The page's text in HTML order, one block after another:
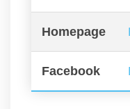
Homepage
Facebook